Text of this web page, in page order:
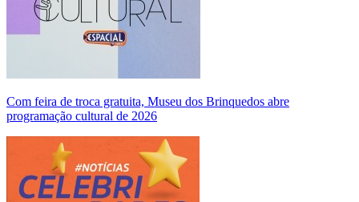
Com feira de troca gratuita, Museu dos Brinquedos abre
programação cultural de 2026